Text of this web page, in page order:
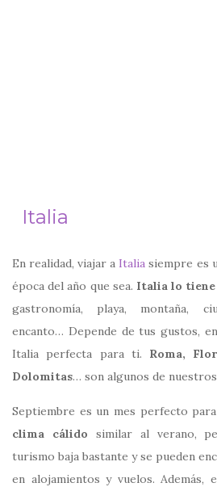
Italia
En realidad, viajar aItalia siempre es
época del año que sea. Italia lo
gastronomía, playa, montaña,
encanto… Depende de tus gustos,
Italia perfecta para ti. Roma,
Dolomitas… son algunos de
Septiembre es un mes perfecto
clima cálido similar al verano,
turismo baja bastante y se pueden
en alojamientos y vuelos. Además,